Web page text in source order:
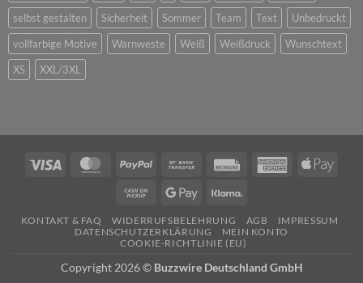
selbst gestalten
Sicherheit Sommer Team Text
Unbedruckt
vollfarbige Motive
Warnweste Weiß Weißdruck
Wunschtext
XS
XXL/3XL
Visa MasterCardPayPal
Bank
Rechung
AmericanApple
Cash
Pickup
Google
KONTAKT & FAQ WIDERRUFSBELEHRUNG AGB
IMPRESSUM
DATENSCHUTZERKLÄRUNG
MEIN KONTO
COOKIE-RICHTLINIE (EU)
Copyright 2026 © Buzzwire Deutschland GmbH